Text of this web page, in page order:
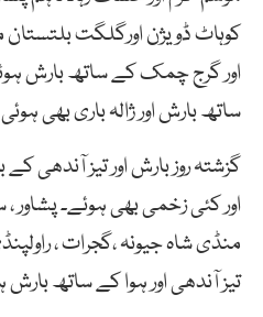
کوہاٹ ڈویژن اورگلگت بلتستان
اور گرج چمک کے ساتھ بارش
ساتھ بارش اور ژالہ باری بھی
گزشتہ روز بارش اور تیز آندھی
اور کئی زخمی بھی ہوئے۔ پشاور
منڈی شاہ جیونہ ،گجرات ،
تیز آندھی اور ہوا کے ساتھ بارش